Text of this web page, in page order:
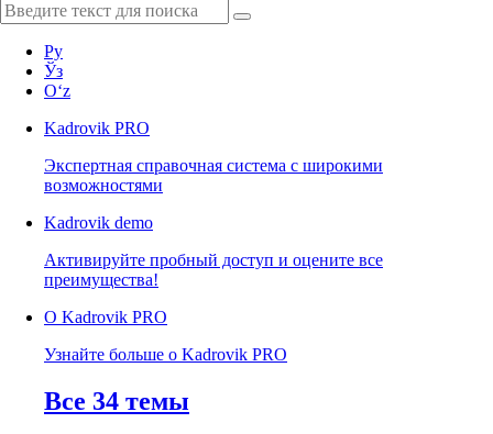
Ру
Ўз
Oʻz
Kadrovik PRO
Экспертная справочная система с широкими
возможностями
Kadrovik demo
Активируйте пробный доступ и оцените все
преимущества!
О Kadrovik PRO
Узнайте больше о Kadrovik PRO
Все 34 темы